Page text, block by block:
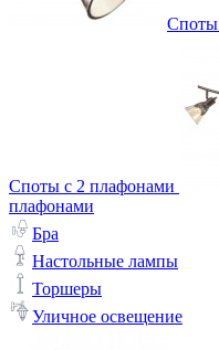
Споты
Споты с 2 плафонами
плафонами
Бра
Настольные лампы
Торшеры
Уличное освещение